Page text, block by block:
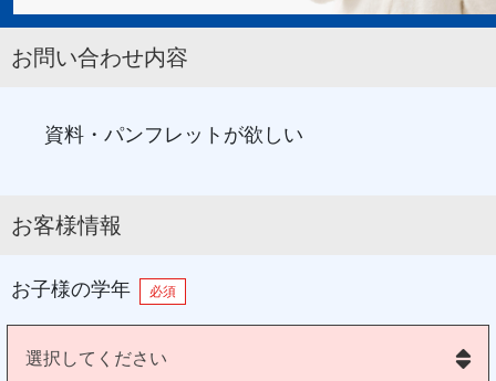
お問い合わせ内容
資料・パンフレットが欲しい
お客様情報
お子様の学年 必須